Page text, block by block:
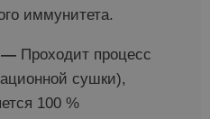
иммунитета.
— Проходит процесс
сушки),
100 %